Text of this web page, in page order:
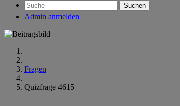
Suchen
Admin anmelden
Fragen
Quizfrage 4615